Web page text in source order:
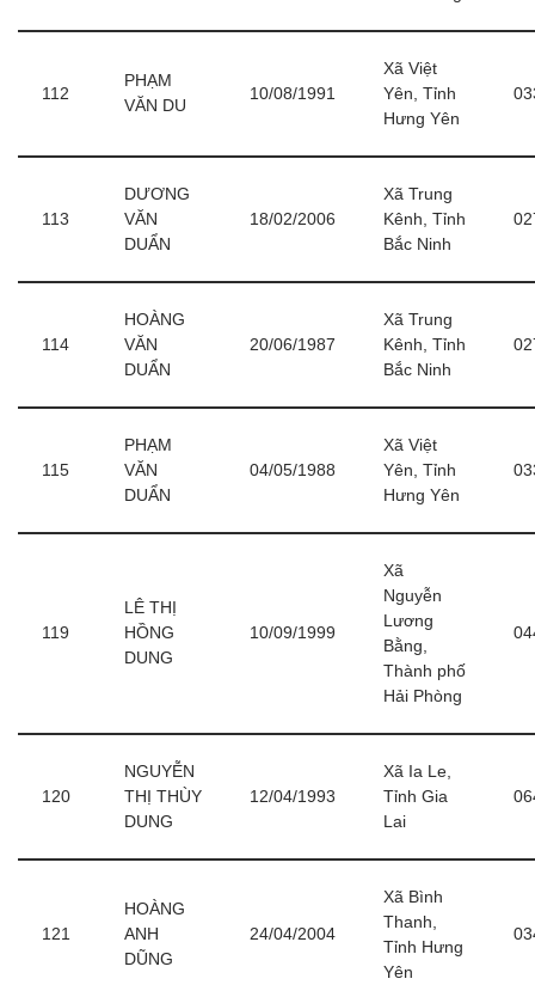
112
PHẠM
VĂN DU
10/08/1991
Xã Việt
Yên, Tỉnh
Hưng Yên
113
DƯƠNG
VĂN
DUẨN
18/02/2006
Xã Trung
Kênh, Tỉnh
Bắc Ninh
114
HOÀNG
VĂN
DUẨN
20/06/1987
Xã Trung
Kênh, Tỉnh
Bắc Ninh
115
PHẠM
VĂN
DUẨN
04/05/1988
Xã Việt
Yên, Tỉnh
Hưng Yên
119
LÊ THỊ
HỒNG
DUNG
10/09/1999
Xã
Nguyễn
Lương
Bằng,
Thành phố
Hải Phòng
120
NGUYỄN
THỊ THÙY
DUNG
12/04/1993
Xã Ia Le,
Tỉnh Gia
Lai
121
HOÀNG
ANH
DŨNG
24/04/2004
Xã Bình
Thanh,
Tỉnh Hưng
Yên